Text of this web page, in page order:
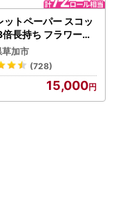
ットペーパー スコッ
倍長持ち フラワーパ
ール×6P
加市
(728)
15,000